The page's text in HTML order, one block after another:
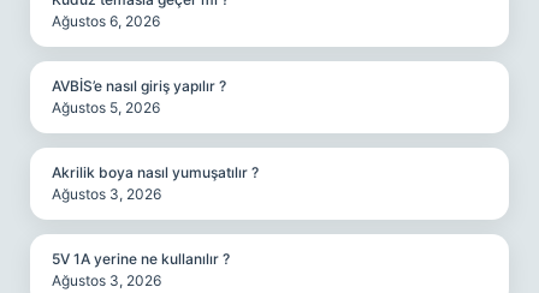
Ağustos 6, 2026
AVBİS’e nasıl giriş yapılır ?
Ağustos 5, 2026
Akrilik boya nasıl yumuşatılır ?
Ağustos 3, 2026
5V 1A yerine ne kullanılır ?
Ağustos 3, 2026